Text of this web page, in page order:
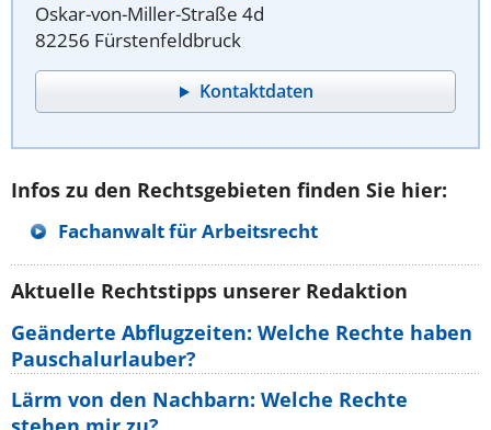
Oskar-von-Miller-Straße 4d
82256 Fürstenfeldbruck
Kontaktdaten
Infos zu den Rechtsgebieten finden Sie hier:
Fachanwalt für Arbeitsrecht
Aktuelle Rechtstipps unserer Redaktion
Geänderte Abflugzeiten: Welche Rechte haben
Pauschalurlauber?
Lärm von den Nachbarn: Welche Rechte